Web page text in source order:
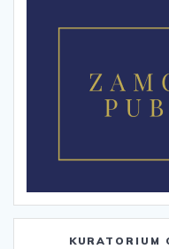
KURATORIUM